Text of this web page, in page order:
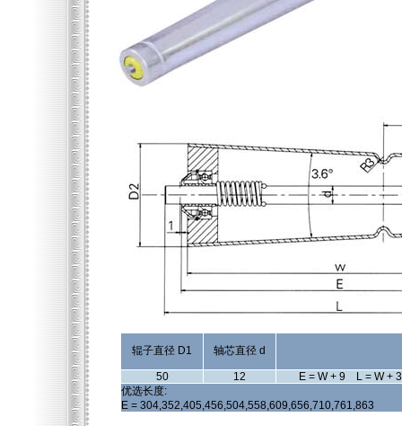
辊子直径 D1 轴芯直径 d
50 12
E = W + 9 L = W +
优选长度:
E = 304,352,405,456,504,558,609,656,710,761,863